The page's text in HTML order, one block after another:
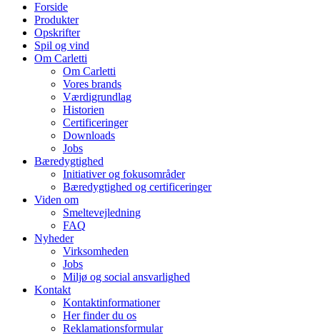
Forside
Produkter
Opskrifter
Spil og vind
Om Carletti
Om Carletti
Vores brands
Værdigrundlag
Historien
Certificeringer
Downloads
Jobs
Bæredygtighed
Initiativer og fokusområder
Bæredygtighed og certificeringer
Viden om
Smeltevejledning
FAQ
Nyheder
Virksomheden
Jobs
Miljø og social ansvarlighed
Kontakt
Kontaktinformationer
Her finder du os
Reklamationsformular